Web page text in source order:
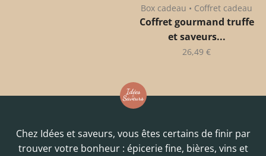
Box cadeau • Coffret cadeau
Coffret gourmand truffe
et saveurs...
26,49 €
Chez Idées et saveurs, vous êtes certains de finir par
trouver votre bonheur : épicerie fine, bières, vins et